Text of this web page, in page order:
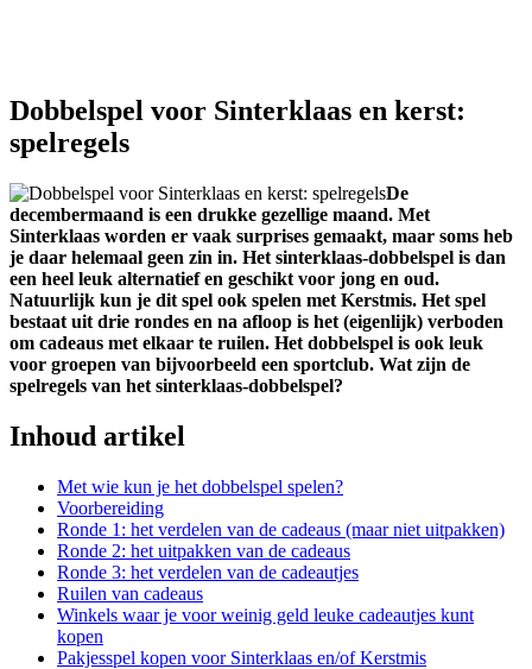
Dobbelspel voor Sinterklaas en kerst:
spelregels
De
decembermaand is een drukke gezellige maand. Met
Sinterklaas worden er vaak surprises gemaakt, maar soms heb
je daar helemaal geen zin in. Het sinterklaas-dobbelspel is dan
een heel leuk alternatief en geschikt voor jong en oud.
Natuurlijk kun je dit spel ook spelen met Kerstmis. Het spel
bestaat uit drie rondes en na afloop is het (eigenlijk) verboden
om cadeaus met elkaar te ruilen. Het dobbelspel is ook leuk
voor groepen van bijvoorbeeld een sportclub. Wat zijn de
spelregels van het sinterklaas-dobbelspel?
Inhoud artikel
Met wie kun je het dobbelspel spelen?
Voorbereiding
Ronde 1: het verdelen van de cadeaus (maar niet uitpakken)
Ronde 2: het uitpakken van de cadeaus
Ronde 3: het verdelen van de cadeautjes
Ruilen van cadeaus
Winkels waar je voor weinig geld leuke cadeautjes kunt
kopen
Pakjesspel kopen voor Sinterklaas en/of Kerstmis